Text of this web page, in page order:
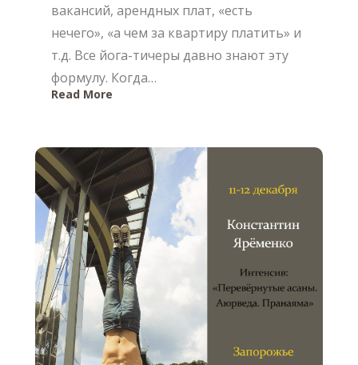
вакансий, арендных плат, «есть
нечего», «а чем за квартиру платить» и
т.д. Все йога-тичеры давно знают эту
формулу. Когда…
Read More